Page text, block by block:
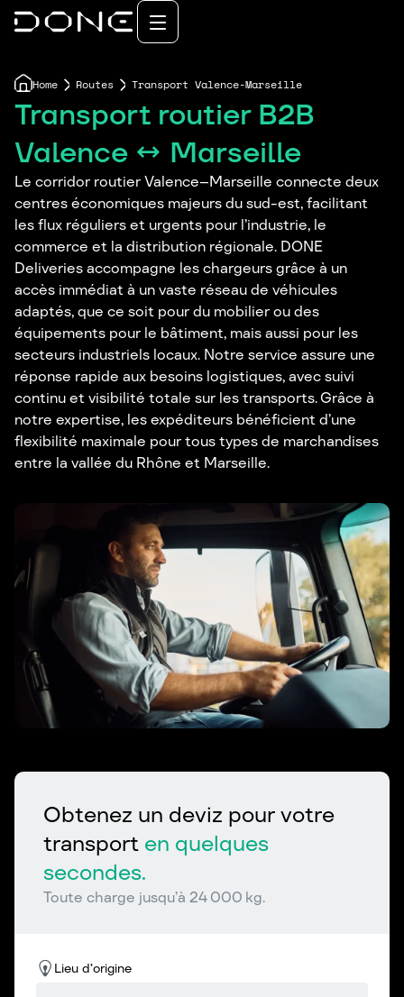
Home Routes Transport Valence-Marseille
Transport routier B2B
Valence ↔ Marseille
Le corridor routier Valence–Marseille connecte deux
centres économiques majeurs du sud-est, facilitant
les flux réguliers et urgents pour l’industrie, le
commerce et la distribution régionale. DONE
Deliveries accompagne les chargeurs grâce à un
accès immédiat à un vaste réseau de véhicules
adaptés, que ce soit pour du mobilier ou des
équipements pour le bâtiment, mais aussi pour les
secteurs industriels locaux. Notre service assure une
réponse rapide aux besoins logistiques, avec suivi
continu et visibilité totale sur les transports. Grâce à
notre expertise, les expéditeurs bénéficient d’une
flexibilité maximale pour tous types de marchandises
entre la vallée du Rhône et Marseille.
Obtenez un deviz pour votre
transport en quelques
secondes.
Toute charge jusqu’à 24 000 kg.
Lieu d’origine